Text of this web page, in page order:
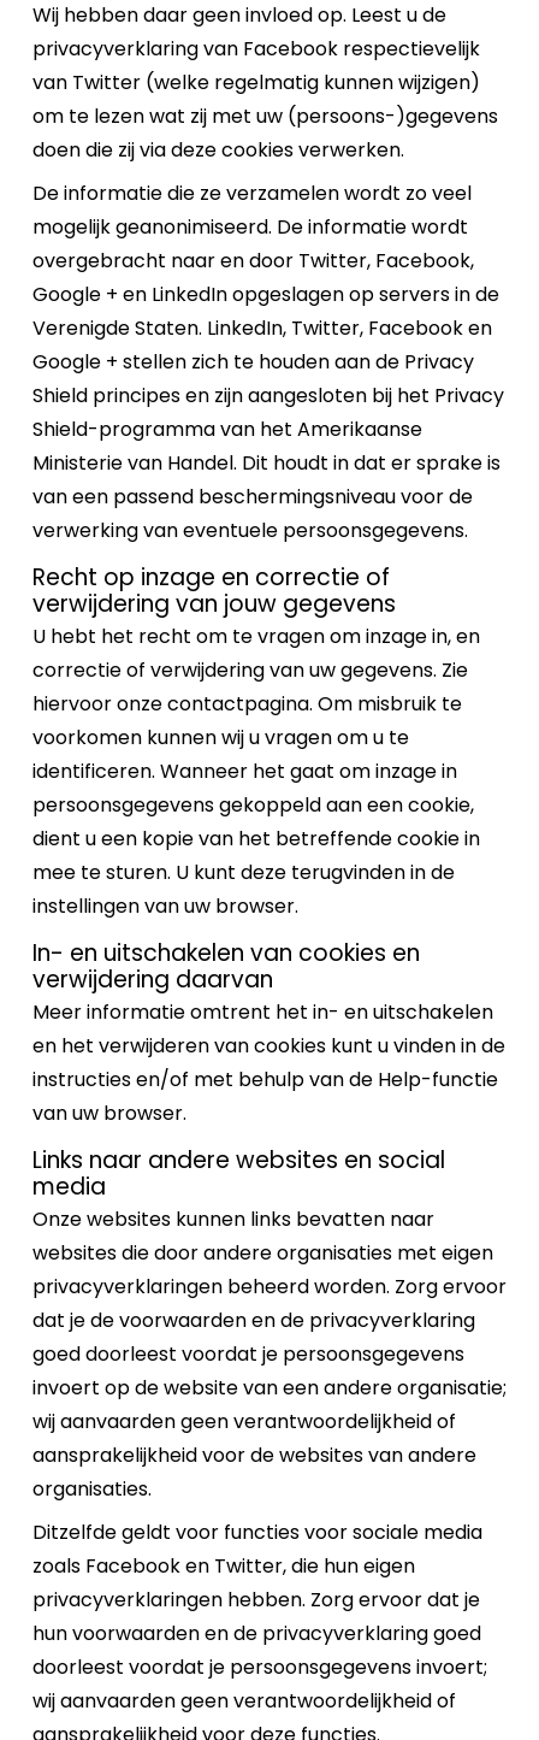
Wij hebben daar geen invloed op. Leest u de
privacyverklaring van Facebook respectievelijk
van Twitter (welke regelmatig kunnen wijzigen)
om te lezen wat zij met uw (persoons-)gegevens
doen die zij via deze cookies verwerken.
De informatie die ze verzamelen wordt zo veel
mogelijk geanonimiseerd. De informatie wordt
overgebracht naar en door Twitter, Facebook,
Google + en LinkedIn opgeslagen op servers in de
Verenigde Staten. LinkedIn, Twitter, Facebook en
Google + stellen zich te houden aan de Privacy
Shield principes en zijn aangesloten bij het Privacy
Shield-programma van het Amerikaanse
Ministerie van Handel. Dit houdt in dat er sprake is
van een passend beschermingsniveau voor de
verwerking van eventuele persoonsgegevens.
Recht op inzage en correctie of
verwijdering van jouw gegevens
U hebt het recht om te vragen om inzage in, en
correctie of verwijdering van uw gegevens. Zie
hiervoor onze contactpagina. Om misbruik te
voorkomen kunnen wij u vragen om u te
identificeren. Wanneer het gaat om inzage in
persoonsgegevens gekoppeld aan een cookie,
dient u een kopie van het betreffende cookie in
mee te sturen. U kunt deze terugvinden in de
instellingen van uw browser.
In- en uitschakelen van cookies en
verwijdering daarvan
Meer informatie omtrent het in- en uitschakelen
en het verwijderen van cookies kunt u vinden in de
instructies en/of met behulp van de Help-functie
van uw browser.
Links naar andere websites en social
media
Onze websites kunnen links bevatten naar
websites die door andere organisaties met eigen
privacyverklaringen beheerd worden. Zorg ervoor
dat je de voorwaarden en de privacyverklaring
goed doorleest voordat je persoonsgegevens
invoert op de website van een andere organisatie;
wij aanvaarden geen verantwoordelijkheid of
aansprakelijkheid voor de websites van andere
organisaties.
Ditzelfde geldt voor functies voor sociale media
zoals Facebook en Twitter, die hun eigen
privacyverklaringen hebben. Zorg ervoor dat je
hun voorwaarden en de privacyverklaring goed
doorleest voordat je persoonsgegevens invoert;
wij aanvaarden geen verantwoordelijkheid of